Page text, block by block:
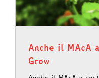
Anche il MAcA
Grow